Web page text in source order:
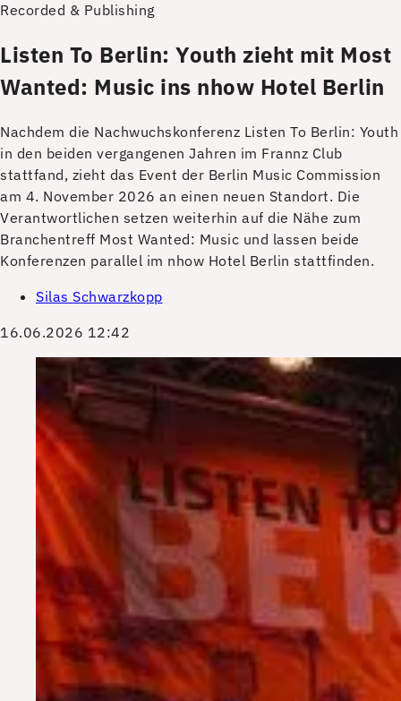
Recorded & Publishing
Listen To Berlin: Youth zieht mit Most
Wanted: Music ins nhow Hotel Berlin
Nachdem die Nachwuchskonferenz Listen To Berlin: Youth
in den beiden vergangenen Jahren im Frannz Club
stattfand, zieht das Event der Berlin Music Commission
am 4. November 2026 an einen neuen Standort. Die
Verantwortlichen setzen weiterhin auf die Nähe zum
Branchentreff Most Wanted: Music und lassen beide
Konferenzen parallel im nhow Hotel Berlin stattfinden.
Silas Schwarzkopp
16.06.2026 12:42